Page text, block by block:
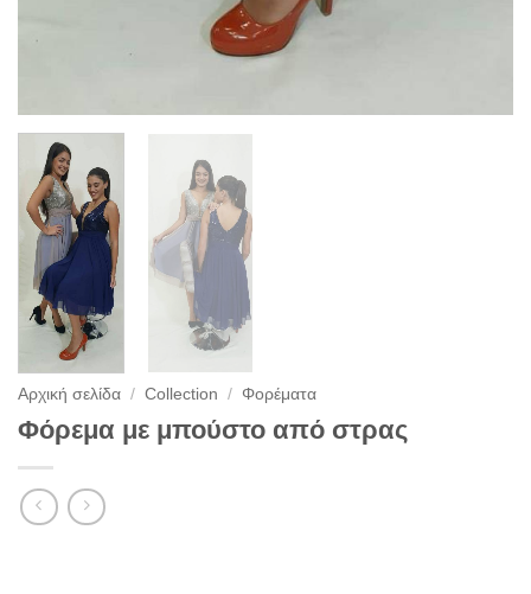
Αρχική σελίδα / Collection / Φορέματα
Φόρεμα με μπούστο από στρας